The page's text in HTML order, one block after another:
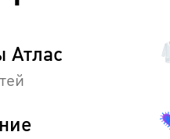
Атлас